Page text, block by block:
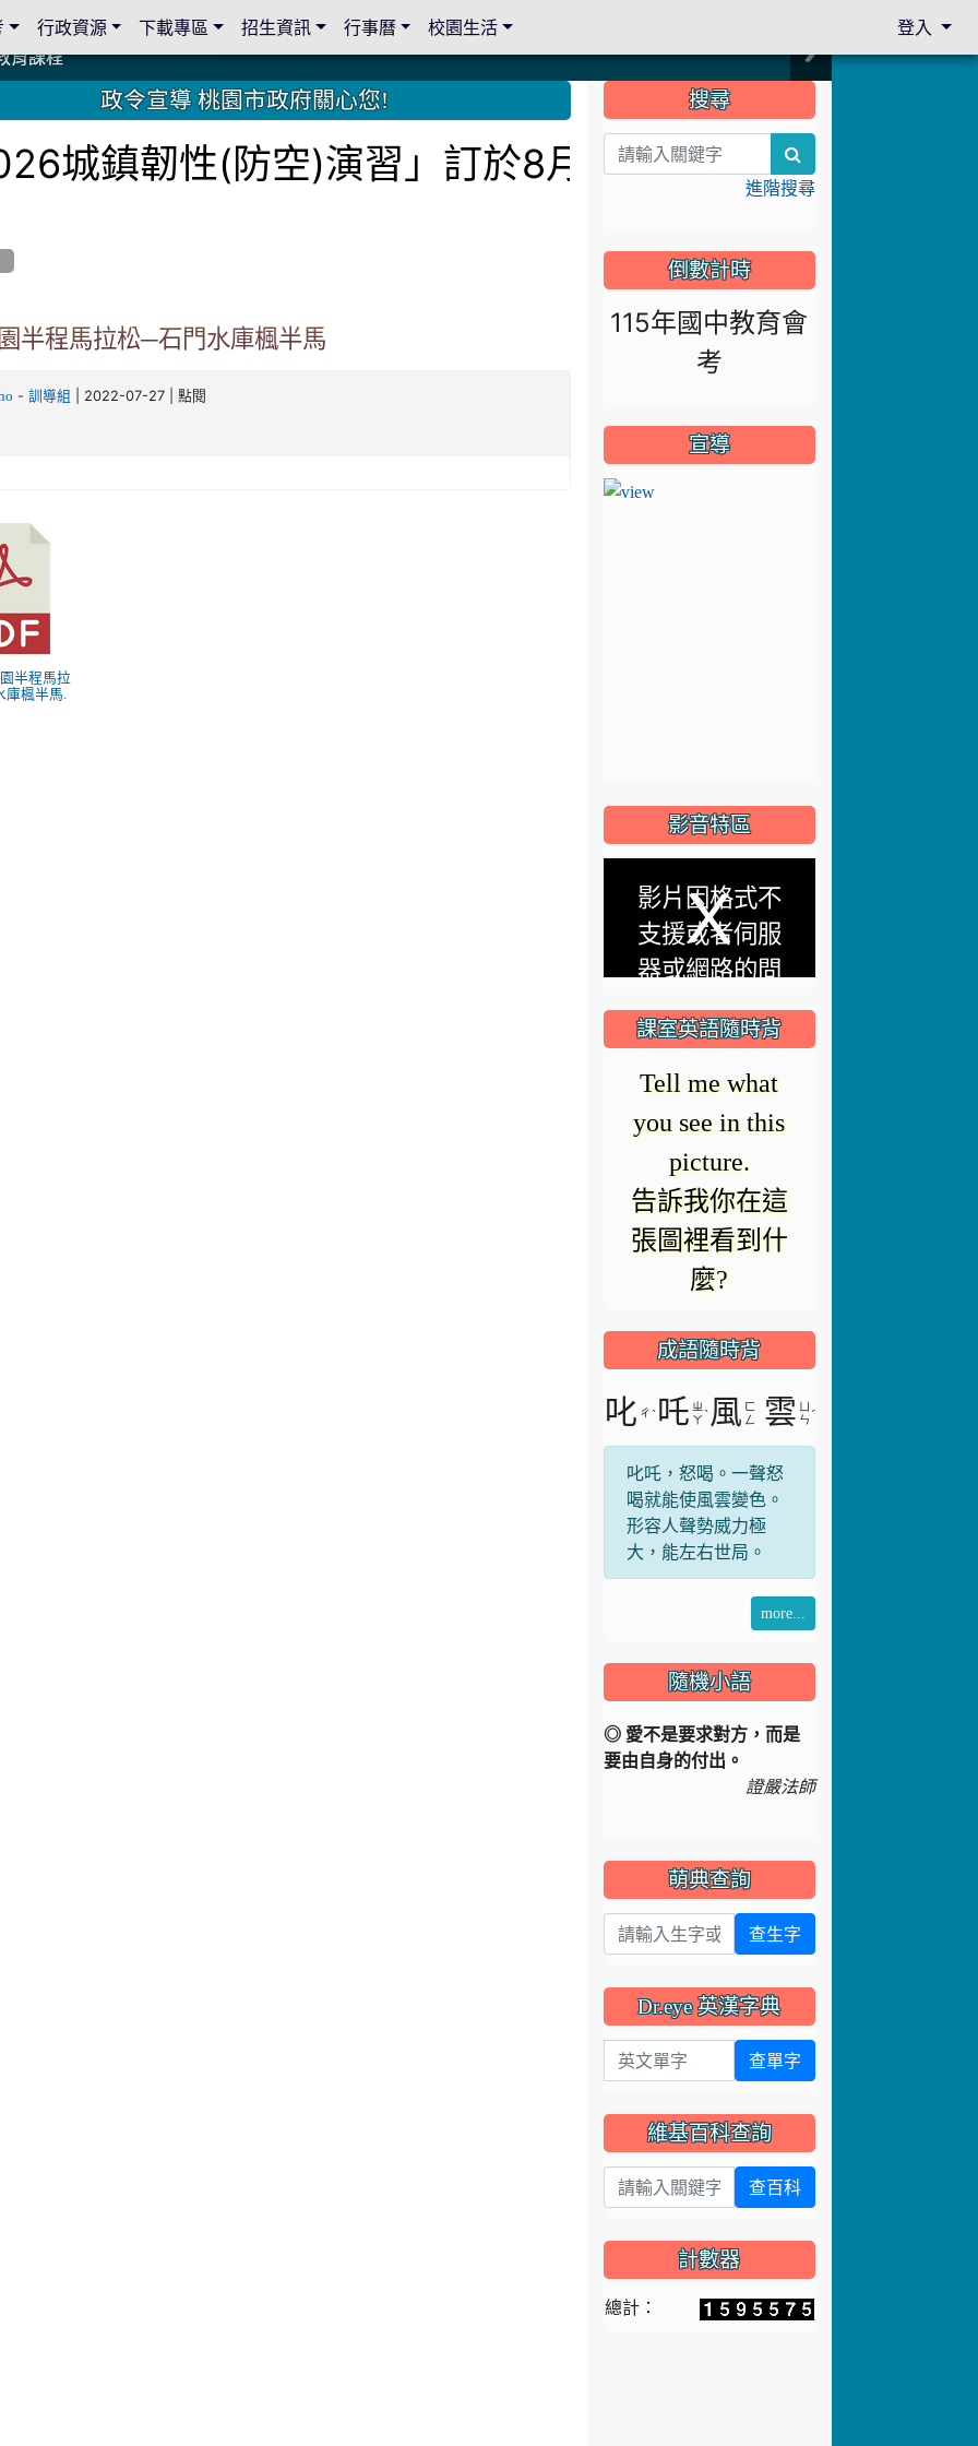
育課程
育課程
市家長會與桃園女子美容商業童也工會義剪活動
市家長會與桃園女子美容商業童也工會義剪活動
育課程
育課程
獅子會與本校師生歲末感恩活動
獅子會與本校師生歲末感恩活動
獅子會贈送本校學生耶誕禮物
獅子會贈送本校學生耶誕禮物
物
物
金
金
國際獅子會獅兄、師姐同樂
國際獅子會獅兄、師姐同樂
共關係
共關係
政令宣導 桃園市政府關心您!
城鎮韌性(防空)演習」訂於8月13日下午14:30至
半程馬拉松─石門水庫楓半馬
- 訓導組 | 2022-07-27 | 點閱
半程馬拉
庫楓半馬.
::: 搜尋
進階搜尋
倒數計時
115年國中教育會
考
宣導
影音特區
modal
window.
影片因格式不
支援或者伺服
器或網路的問
題無法載入。
課室英語隨時背
Switch off the
microphone.
把麥克風關掉.
成語隨時背
ㄓ
ˋ風
叱吒，怒喝。一聲怒
形容人聲勢威力極
大，能左右世局。
more...
隨機小語
◎ 愛不是要求對方，而是
證嚴法師
萌典查詢
Dr.eye 英漢字典
英文單字 查單字
維基百科查詢
查百科
計數器
總計：
行政資源 下載專區 招生資訊 行事曆 校園生活 登入